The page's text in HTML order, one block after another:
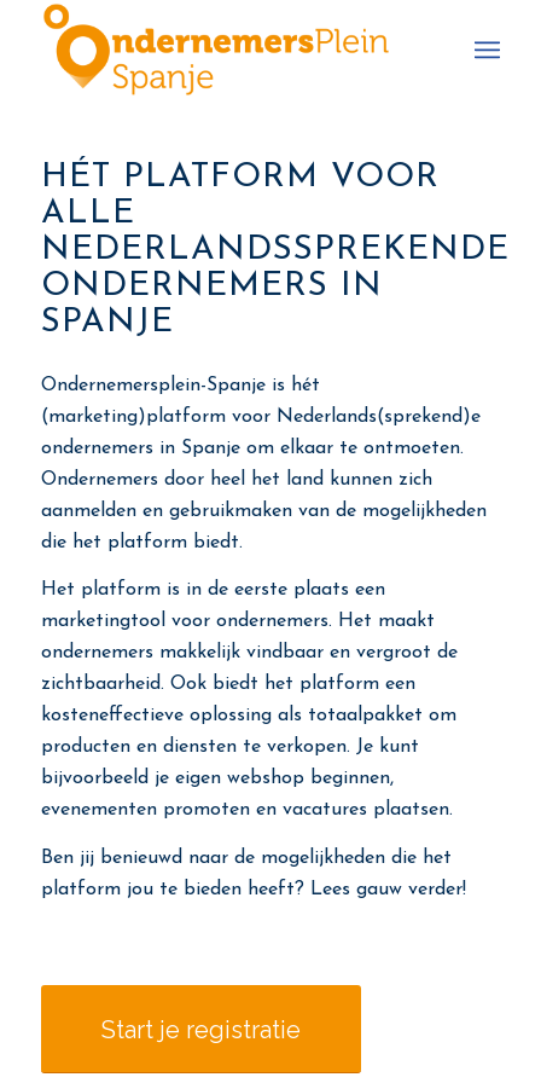
HÉT PLATFORM VOOR
ALLE
NEDERLANDSSPREKENDE
ONDERNEMERS IN
SPANJE
Ondernemersplein-Spanje is hét
(marketing)platform voor Nederlands(sprekend)e
ondernemers in Spanje om elkaar te ontmoeten.
Ondernemers door heel het land kunnen zich
aanmelden en gebruikmaken van de mogelijkheden
die het platform biedt.
Het platform is in de eerste plaats een
marketingtool voor ondernemers. Het maakt
ondernemers makkelijk vindbaar en vergroot de
zichtbaarheid. Ook biedt het platform een
kosteneffectieve oplossing als totaalpakket om
producten en diensten te verkopen. Je kunt
bijvoorbeeld je eigen webshop beginnen,
evenementen promoten en vacatures plaatsen.
Ben jij benieuwd naar de mogelijkheden die het
platform jou te bieden heeft? Lees gauw verder!
Start je registratie